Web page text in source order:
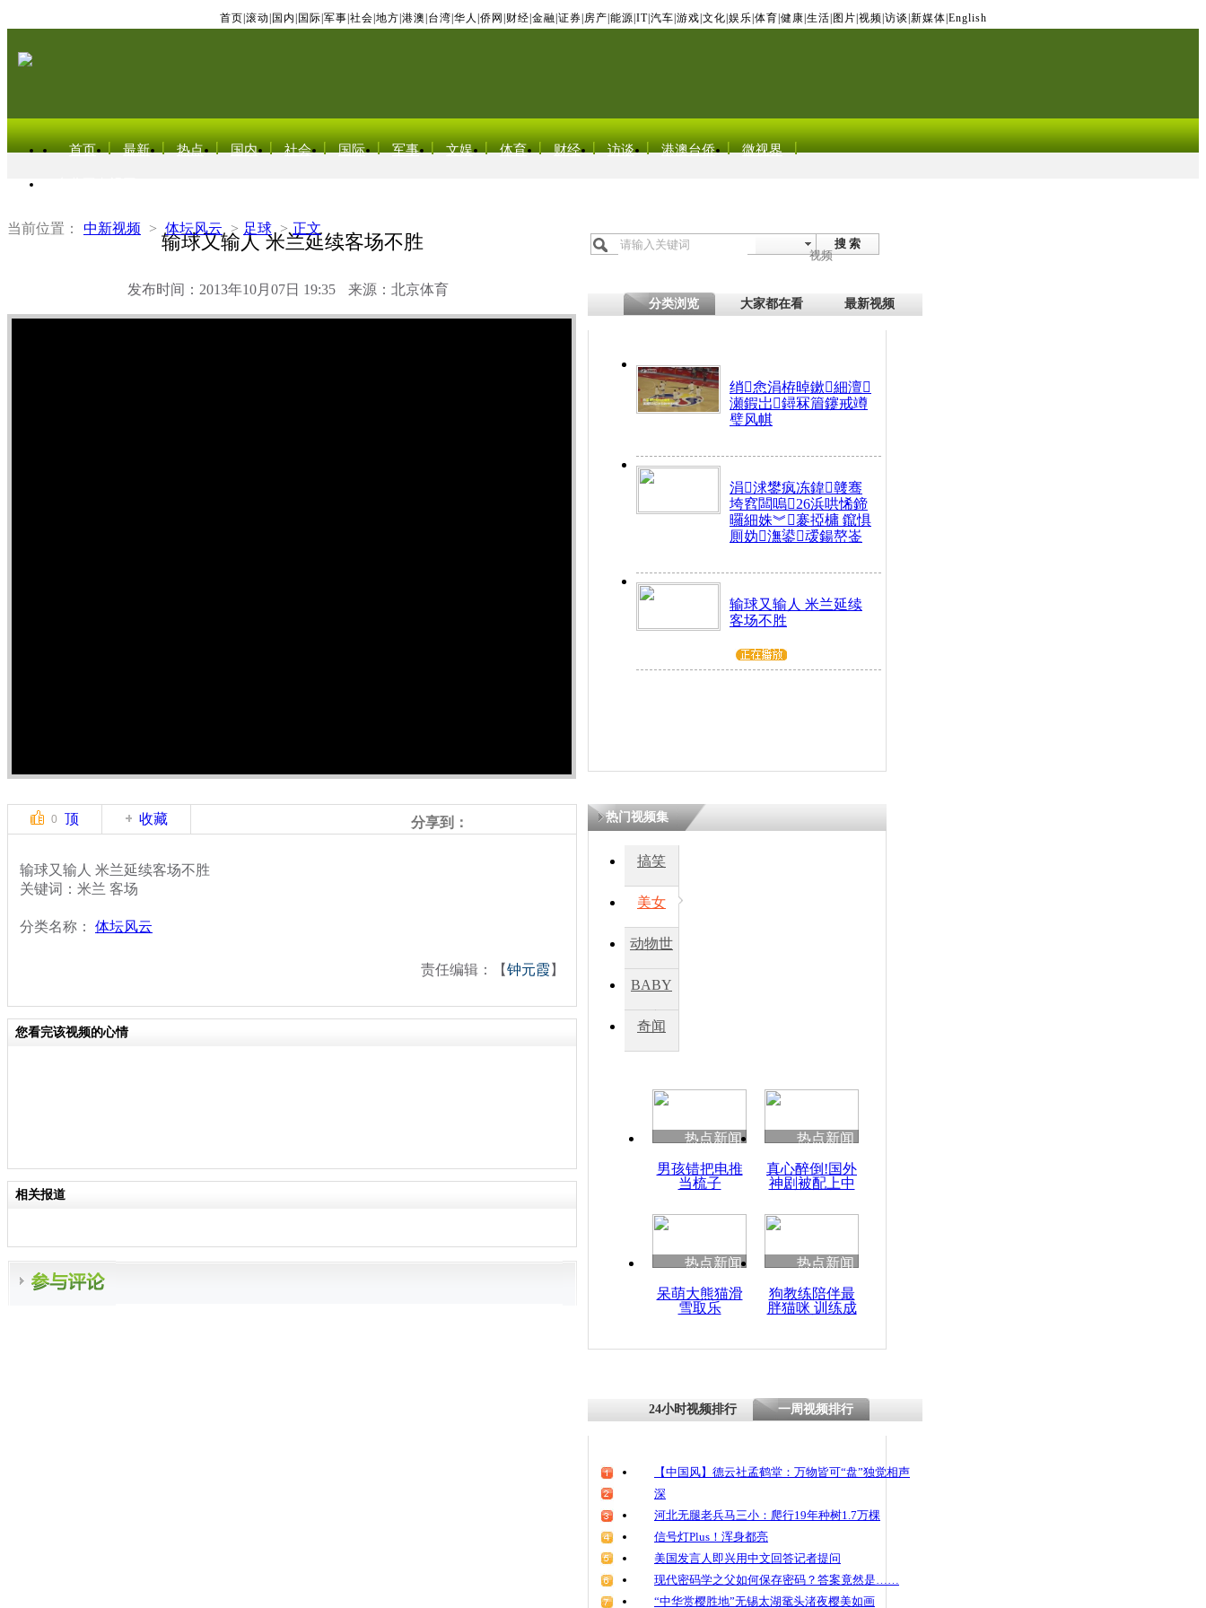
首页 滚动 国内 国际 军事 社会 地方 港澳 台湾 华人 侨网 财经 金融 证券 房产 能源 IT| 汽车 游戏 文化 娱乐 体育 健康 生活 图片 视频 访谈 新媒体 English
首页 最新 热点 国内 社会 国际 军事 文娱 体育 财经 访谈 港澳台侨 微视界
当前位置： 中新视频 > 体坛风云 > 足球 > 正文
输球又输人 米兰延续客场不胜
发布时间：2013年10月07日 19:35 来源：北京体育
搜 索
视频
分类浏览 大家都在看 最新视频
绡悆涓栫晫鏉細澶
瀬鍜岀鐞冧篃鑳戒竴
璧风帺
涓浗鐢疯冻鍏竷骞
垮窞闆嗚26浜哄悕鍗
曪細姝︾褰掗槦 鑹惧
厠妫潕鍙叆鍚嶅崟
输球又输人 米兰延续
客场不胜
0 顶 收藏 分享到：
输球又输人 米兰延续客场不胜
关键词：米兰 客场
分类名称： 体坛风云
责任编辑：【钟元霞 】
您看完该视频的心情
相关报道
热门视频集
搞笑
美女
动物世
BABY
秀
奇闻
热点新闻
男孩错把电推
当梳子
热点新闻
真心醉倒!国外
神剧被配上中
热点新闻
呆萌大熊猫滑
雪取乐
热点新闻
狗教练陪伴最
胖猫咪 训练成
24小时视频排行 一周视频排行
【中国风】德云社孟鹤堂：万物皆可“盘”独觉相声
深
河北无腿老兵马三小：爬行19年种树1.7万棵
信号灯Plus！浑身都亮
美国发言人即兴用中文回答记者提问
现代密码学之父如何保存密码？答案竟然是……
“中华赏樱胜地”无锡太湖鼋头渚夜樱美如画